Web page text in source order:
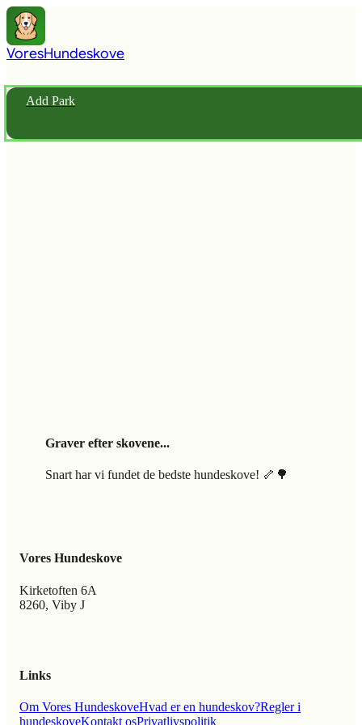
VoresHundeskove
Add Park
Graver efter skovene...
Snart har vi fundet de bedste hundeskove! 🦴🌳
Vores Hundeskove
Kirketoften 6A
8260, Viby J
Links
Om Vores HundeskoveHvad er en hundeskov?Regler i
hundeskoveKontakt osPrivatlivspolitik